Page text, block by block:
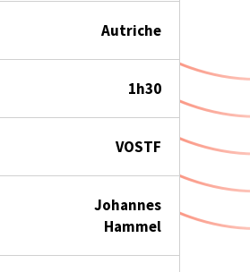
Autriche
1h30
VOSTF
Johannes
Hammel